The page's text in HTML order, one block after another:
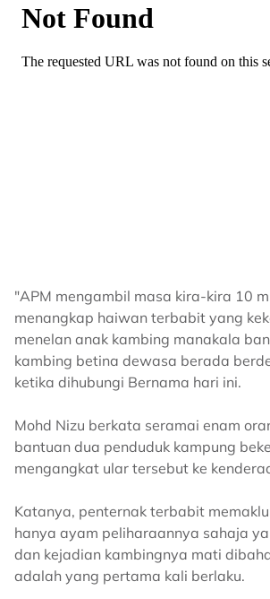
"APM mengambil masa kira-kira 10
menangkap haiwan terbabit yang
menelan anak kambing manakala
kambing betina dewasa berada
ketika dihubungi Bernama hari ini.
Mohd Nizu berkata seramai enam
bantuan dua penduduk kampung
mengangkat ular tersebut ke
Katanya, penternak terbabit
hanya ayam peliharaannya sahaja
dan kejadian kambingnya mati
adalah yang pertama kali berlaku.